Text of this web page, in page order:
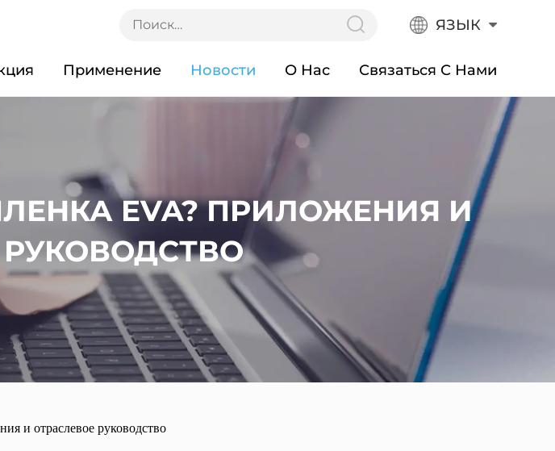
ЯЗЫК
Применение Новости О Нас Связаться С Нами
EVA? ПРИЛОЖЕНИЯ И
и отраслевое руководство